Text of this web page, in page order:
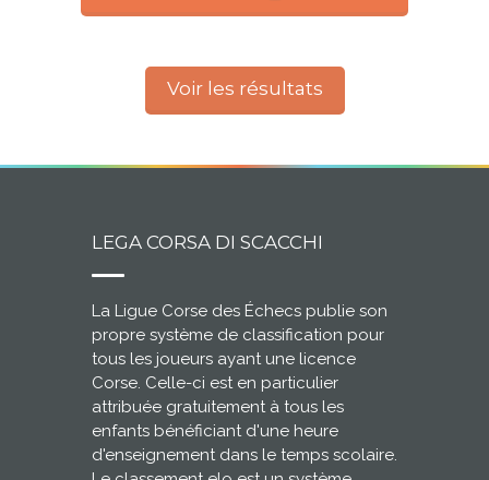
Voir les résultats
LEGA CORSA DI SCACCHI
La Ligue Corse des Échecs publie son
propre système de classification pour
tous les joueurs ayant une licence
Corse. Celle-ci est en particulier
attribuée gratuitement à tous les
enfants bénéficiant d'une heure
d'enseignement dans le temps scolaire.